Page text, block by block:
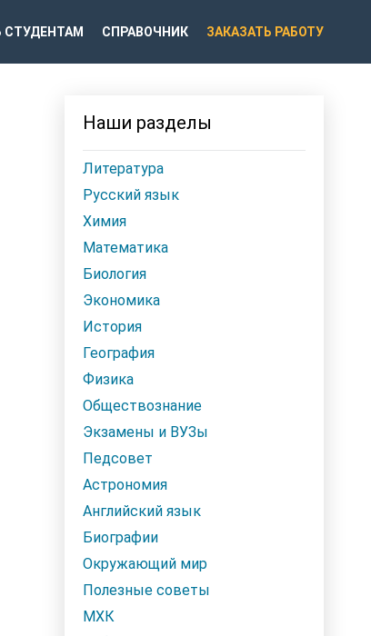
СПРАВОЧНИК ЗАКАЗАТЬ РАБОТУ
Наши разделы
Литература
Русский язык
Химия
Математика
Биология
Экономика
История
География
Физика
Обществознание
Экзамены и ВУЗы
Педсовет
Астрономия
Английский язык
Биографии
Окружающий мир
Полезные советы
МХК